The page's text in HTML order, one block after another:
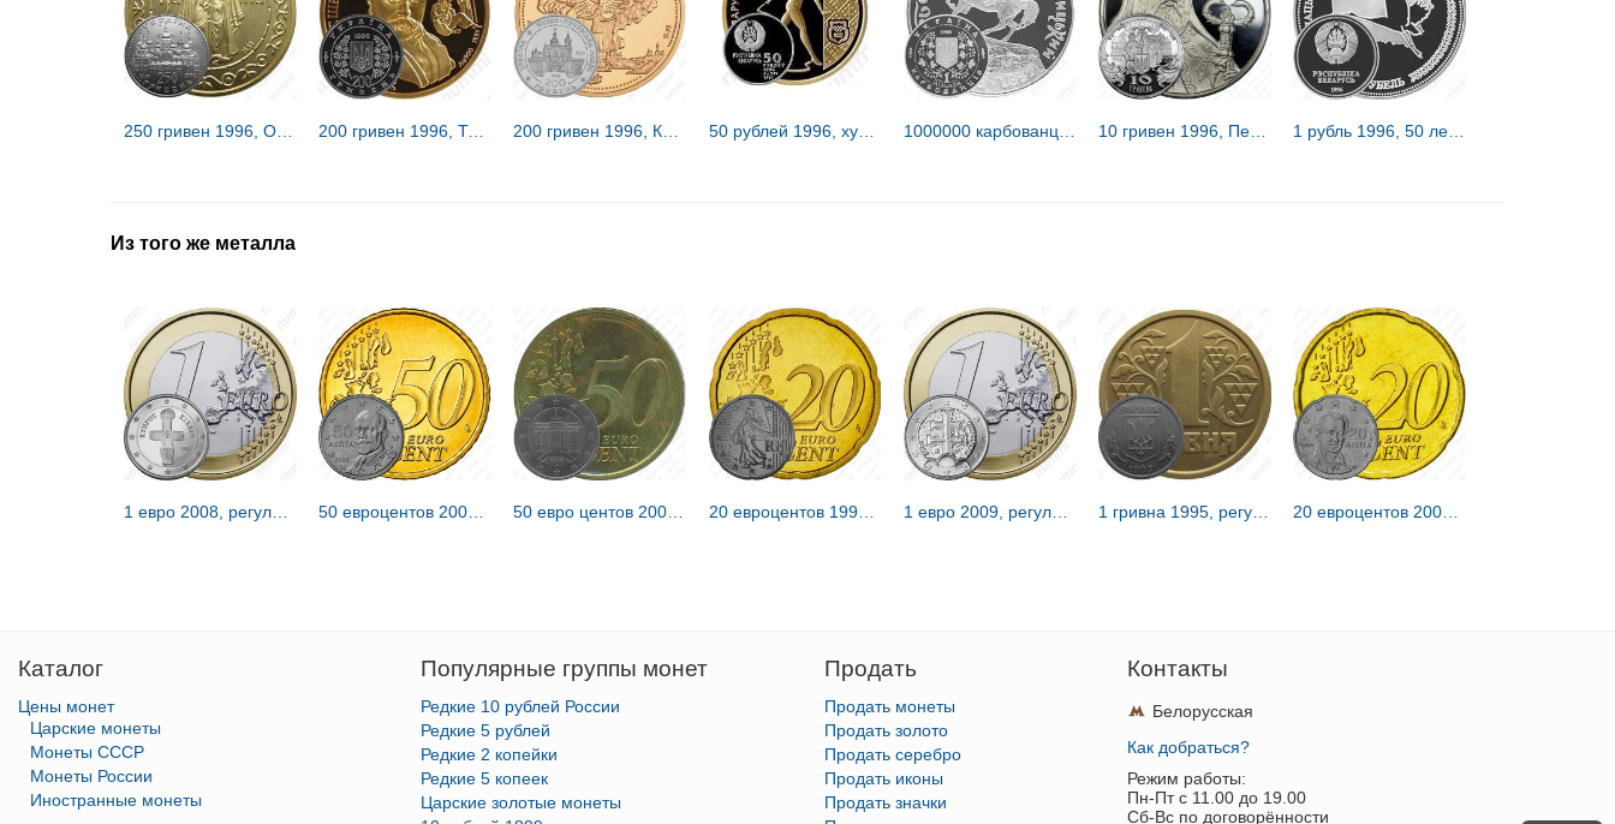
200 гривен 1996, Тарас Шевченко [Украина] Proof 50 рублей 1996, художественная гимнастика [Беларусь] Proof
Из того же металла
20 евроцентов 1999-2006 [Франция] 1 евро 2009, регулярный чекан Словакии [Словакия]
Каталог
Цены монет
Царские монеты
Монеты СССР
Монеты России
Иностранные монеты
Популярные группы монет
Редкие 10 рублей России
Редкие 5 рублей
Редкие 2 копейки
Редкие 5 копеек
Царские золотые монеты
Продать
Продать монеты
Продать золото
Продать серебро
Продать иконы
Продать значки
Контакты
Белорусская
Как добраться?
Режим работы:
Пн-Пт c 11.00 до 19.00
Сб-Вс по договорённости